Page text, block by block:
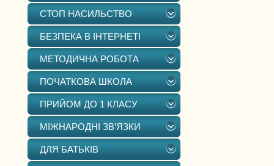
СТОП НАСИЛЬСТВО
БЕЗПЕКА В ІНТЕРНЕТІ
МЕТОДИЧНА РОБОТА
ПОЧАТКОВА ШКОЛА
ПРИЙОМ ДО 1 КЛАСУ
МІЖНАРОДНІ ЗВ’ЯЗКИ
ДЛЯ БАТЬКІВ